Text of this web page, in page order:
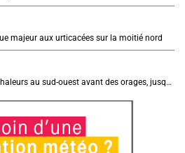
majeur aux urticacées sur la moitié nord
Météo aujourd'hui : très fortes chaleurs au sud-ouest avant des orages, jusqu'à 39°C